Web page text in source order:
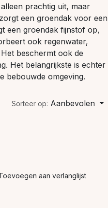
prachtig uit, maar
een groendak voor een
een groendak fijnstof op,
ook regenwater,
beschermt ook de
Het belangrijkste is echter
bebouwde omgeving.
Sorteer op: Aanbevolen
aan verlanglijst